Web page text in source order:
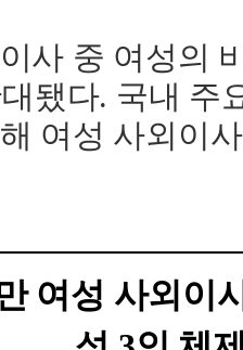
사 중 여성의
됐다. 국내 주
여성 사외이
여성 사외이